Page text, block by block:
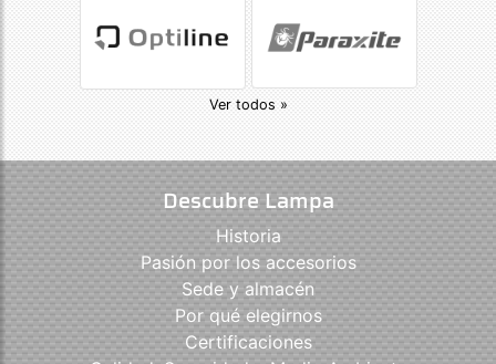
Ver todos »
Descubre Lampa
Historia
Pasión por los accesorios
Sede y almacén
Por qué elegirnos
Certificaciones